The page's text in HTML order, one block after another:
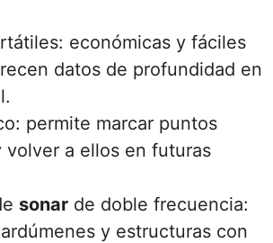
económicas y fáciles
datos de profundidad en
permite marcar puntos
volver a ellos en futuras
sonar de doble frecuencia:
y estructuras con